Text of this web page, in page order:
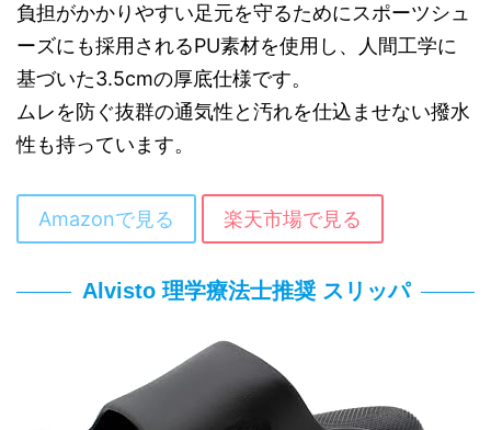
負担がかかりやすい足元を守るためにスポーツシュ
ーズにも採用されるPU素材を使用し、人間工学に
基づいた3.5cmの厚底仕様です。
ムレを防ぐ抜群の通気性と汚れを仕込ませない撥水
性も持っています。
Amazonで見る 楽天市場で見る
Alvisto 理学療法士推奨 スリッパ